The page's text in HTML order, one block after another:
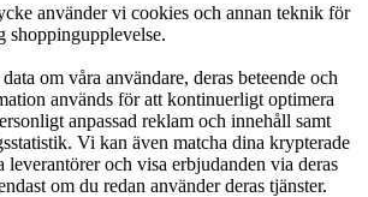
använder vi cookies och annan teknik för
shoppingupplevelse.
om våra användare, deras beteende och
används för att kontinuerligt optimera
anpassad reklam och innehåll samt
Vi kan även matcha dina krypterade
leverantörer och visa erbjudanden via deras
om du redan använder deras tjänster.